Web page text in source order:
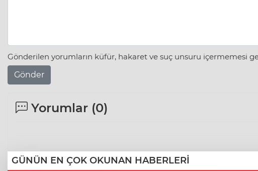
Gönderilen yorumların küfür, hakaret ve suç unsuru içermemesi
Gönder
Yorumlar (0)
GÜNÜN EN ÇOK OKUNAN HABERLERİ